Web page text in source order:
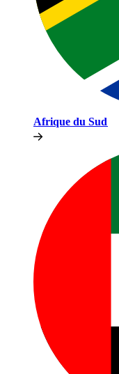
Afrique du Sud​​